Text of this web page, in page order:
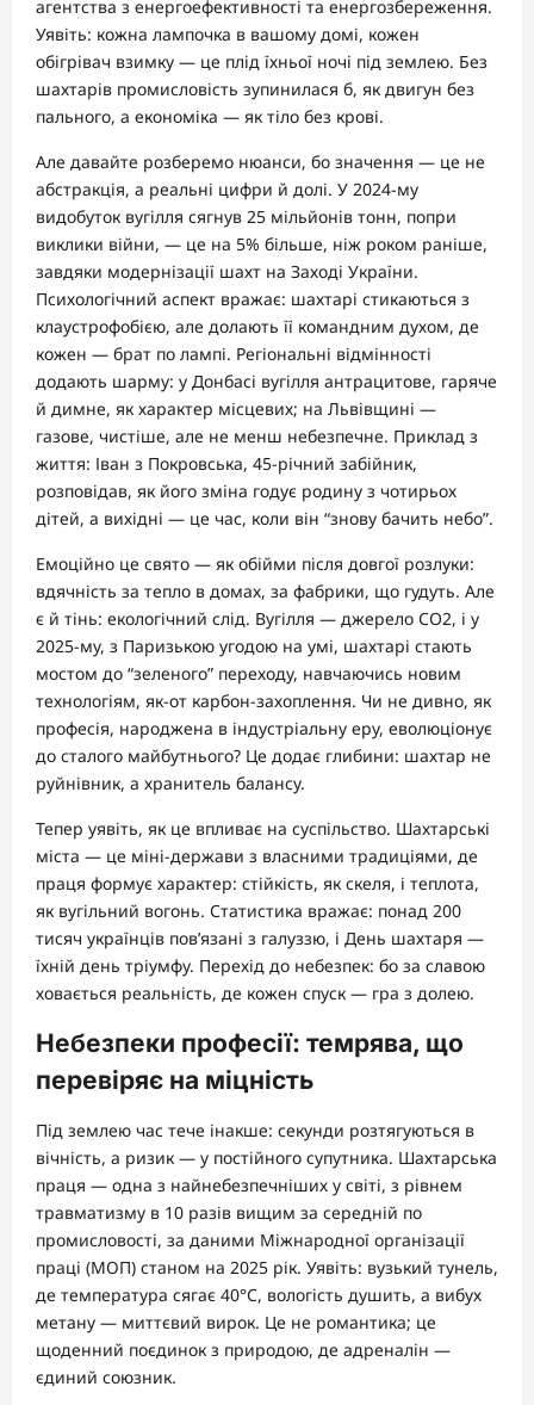
агентства з енергоефективності та енергозбереження.
Уявіть: кожна лампочка в вашому домі, кожен
обігрівач взимку — це плід їхньої ночі під землею. Без
шахтарів промисловість зупинилася б, як двигун без
пального, а економіка — як тіло без крові.
Але давайте розберемо нюанси, бо значення — це не
абстракція, а реальні цифри й долі. У 2024-му
видобуток вугілля сягнув 25 мільйонів тонн, попри
виклики війни, — це на 5% більше, ніж роком раніше,
завдяки модернізації шахт на Заході України.
Психологічний аспект вражає: шахтарі стикаються з
клаустрофобією, але долають її командним духом, де
кожен — брат по лампі. Регіональні відмінності
додають шарму: у Донбасі вугілля антрацитове, гаряче
й димне, як характер місцевих; на Львівщині —
газове, чистіше, але не менш небезпечне. Приклад з
життя: Іван з Покровська, 45-річний забійник,
розповідав, як його зміна годує родину з чотирьох
дітей, а вихідні — це час, коли він “знову бачить небо”.
Емоційно це свято — як обійми після довгої розлуки:
вдячність за тепло в домах, за фабрики, що гудуть. Але
є й тінь: екологічний слід. Вугілля — джерело CO2, і у
2025-му, з Паризькою угодою на умі, шахтарі стають
мостом до “зеленого” переходу, навчаючись новим
технологіям, як-от карбон-захоплення. Чи не дивно, як
професія, народжена в індустріальну еру, еволюціонує
до сталого майбутнього? Це додає глибини: шахтар не
руйнівник, а хранитель балансу.
Тепер уявіть, як це впливає на суспільство. Шахтарські
міста — це міні-держави з власними традиціями, де
праця формує характер: стійкість, як скеля, і теплота,
як вугільний вогонь. Статистика вражає: понад 200
тисяч українців пов’язані з галуззю, і День шахтаря —
їхній день тріумфу. Перехід до небезпек: бо за славою
ховається реальність, де кожен спуск — гра з долею.
Небезпеки професії: темрява, що
перевіряє на міцність
Під землею час тече інакше: секунди розтягуються в
вічність, а ризик — у постійного супутника. Шахтарська
праця — одна з найнебезпечніших у світі, з рівнем
травматизму в 10 разів вищим за середній по
промисловості, за даними Міжнародної організації
праці (МОП) станом на 2025 рік. Уявіть: вузький тунель,
де температура сягає 40°C, вологість душить, а вибух
метану — миттєвий вирок. Це не романтика; це
щоденний поєдинок з природою, де адреналін —
єдиний союзник.